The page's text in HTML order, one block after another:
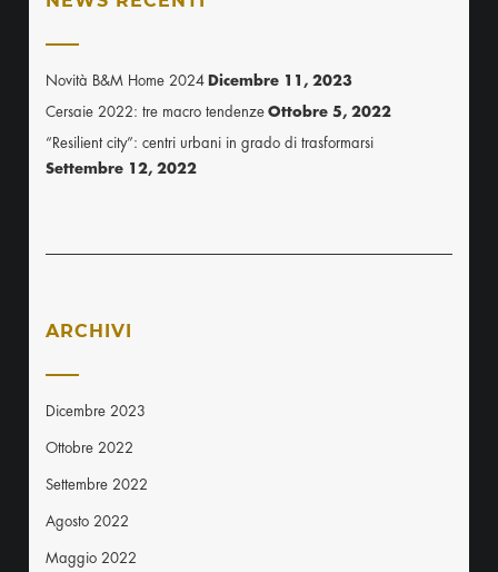
Novità B&M Home 2024 Dicembre 11, 2023
Cersaie 2022: tre macro tendenze Ottobre 5, 2022
“Resilient city”: centri urbani in grado di trasformarsi
Settembre 12, 2022
ARCHIVI
Dicembre 2023
Ottobre 2022
Settembre 2022
Agosto 2022
Maggio 2022